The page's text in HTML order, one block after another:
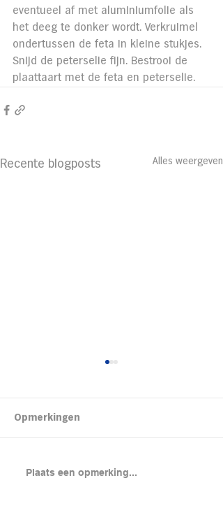
eventueel af met aluminiumfolie als
het deeg te donker wordt. Verkruimel
ondertussen de feta in kleine stukjes.
Snijd de peterselie fijn. Bestrooi de
plaattaart met de feta en peterselie.
Recente blogposts Alles weergeven
Kipsalon
Opmerkingen
Plaats een opmerking...